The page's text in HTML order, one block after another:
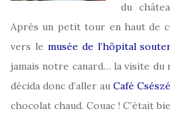
du
Après un petit tour en haut de
vers le musée de l’hôpital
jamais notre canard… la visite du
décida donc d’aller au Café
chocolat chaud. Couac ! C’était